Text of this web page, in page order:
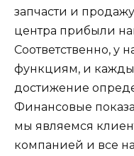
запчасти и
центра прибыли
Соответственно, у
функциям, и
достижение
Финансовые
мы являемся
компанией и все